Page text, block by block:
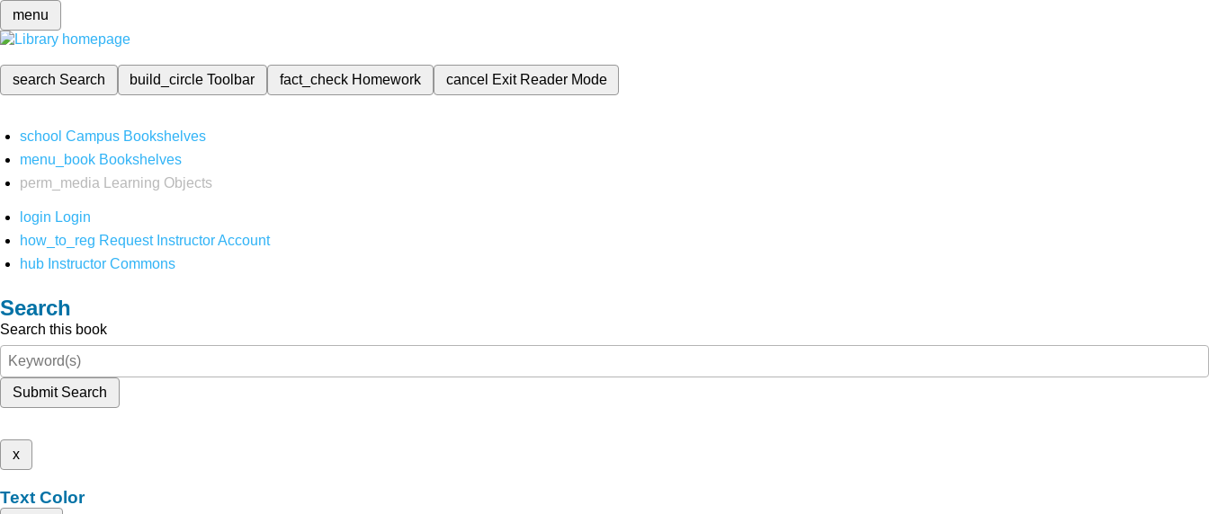
menu
search Search build_circleToolbar fact_check Homework cancel Exit Reader Mode
school Campus Bookshelves
menu_book Bookshelves
perm_media
Learning Objects
login Login
how_to_reg Request Instructor Account
hub Instructor Commons
Search
Search this book
Submit Search
x
Text Color